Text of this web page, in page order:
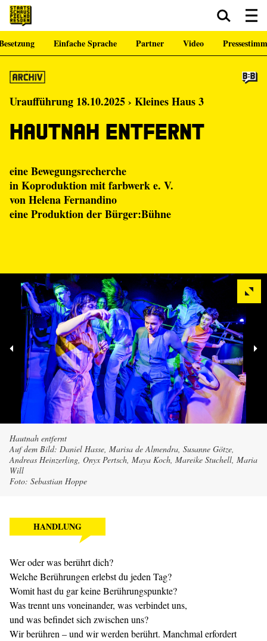
Zum Hauptinhalt springen Zum Footer springen
Einfache Sprache Partner Video
Uraufführung 18.10.2025 › Kleines Haus 3
Hautnah entfernt
eine Bewegungsrecherche
in Koproduktion mit farbwerk e. V.
von Helena Fernandino
eine Produktion derBürger:Bühne
Hautnah entfernt
Auf dem Bild: Daniel Hasse, Marisa de Almendra, Susanne Götze,
Andreas Heinzerling, Onyx Pertsch, Maya Koch, Mareike Stuchell, Maria
Will
Foto: Sebastian Hoppe
HANDLUNG
Wer oder was berührt dich?
Welche Berührungen erlebst du jeden Tag?
Womit hast du gar keine Berührungspunkte?
Was trennt uns voneinander, was verbindet uns,
und was befindet sich zwischen uns?
Wir berühren – und wir werden berührt. Manchmal erfordert